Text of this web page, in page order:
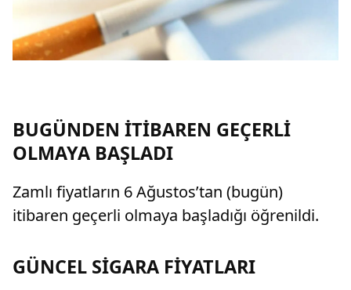
BUGÜNDEN İTİBAREN GEÇERLİ
OLMAYA BAŞLADI
Zamlı fiyatların 6 Ağustos’tan (bugün)
itibaren geçerli olmaya başladığı öğrenildi.
GÜNCEL SİGARA FİYATLARI